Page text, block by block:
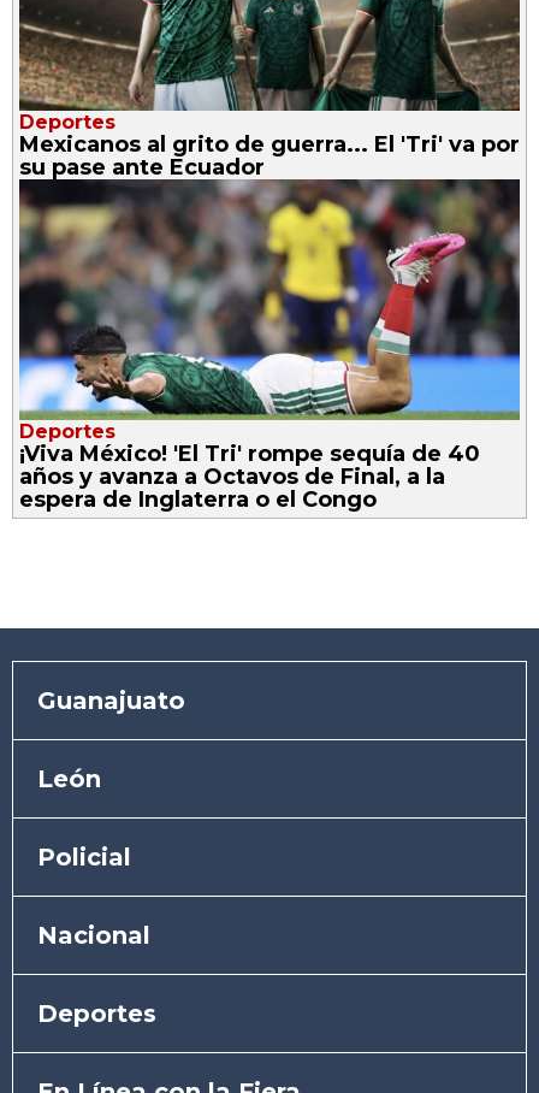
Deportes
Mexicanos al grito de guerra... El 'Tri' va por
su pase ante Ecuador
Deportes
¡Viva México! 'El Tri' rompe sequía de 40
años y avanza a Octavos de Final, a la
espera de Inglaterra o el Congo
Guanajuato
León
Policial
Nacional
Deportes